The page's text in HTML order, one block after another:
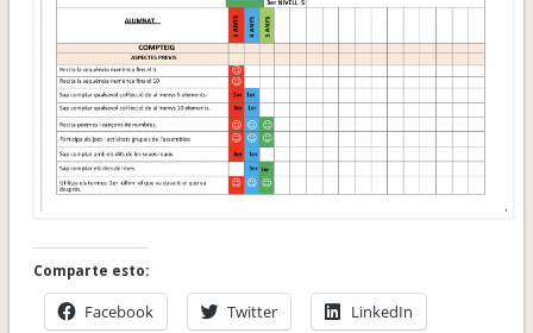
Comparte esto:
Facebook Twitter LinkedIn